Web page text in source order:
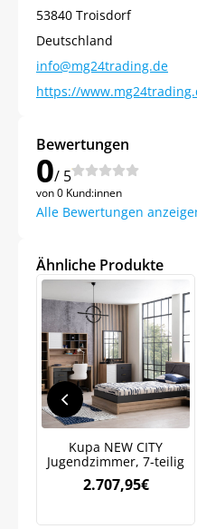
53840 Troisdorf
Deutschland
info@mg24trading.de
https://
Bewertungen
0/ 5
von 0 Kund:innen
Alle Bewertungen
Ähnliche Produkte
Kupa NEW CITY
Jugendzimmer, 7-teilig
2.707,95€
Jetzt
auf Ihre erste
Meinen
Bleiben Sie auf
Neuigkeiten und
Weitere Informationen
Marketingkommunikation